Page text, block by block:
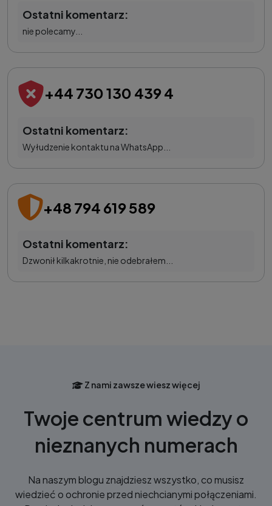
Ostatni komentarz:
nie polecamy...
+44 730 130 439 4
Ostatni komentarz:
Wyłudzenie kontaktu na WhatsApp...
+48 794 619 589
Ostatni komentarz:
Dzwonił kilkakrotnie, nie odebrałem...
Z nami zawsze wiesz więcej
Twoje centrum wiedzy o
nieznanych numerach
Na naszym blogu znajdziesz wszystko, co musisz
wiedzieć o ochronie przed niechcianymi połączeniami.